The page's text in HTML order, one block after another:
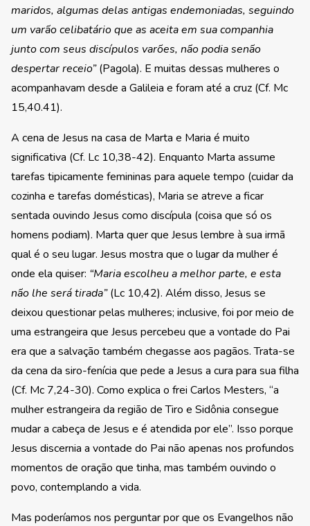
maridos, algumas delas antigas endemoniadas, seguindo
um varão celibatário que as aceita em sua companhia
junto com seus discípulos varões, não podia senão
despertar receio”(Pagola). E muitas dessas mulheres o
acompanhavam desde a Galileia e foram até a cruz (Cf. Mc
15,40.41).
A cena de Jesus na casa de Marta e Maria é muito
significativa (Cf. Lc 10,38-42). Enquanto Marta assume
tarefas tipicamente femininas para aquele tempo (cuidar da
cozinha e tarefas domésticas), Maria se atreve a ficar
sentada ouvindo Jesus como discípula (coisa que só os
homens podiam). Marta quer que Jesus lembre à sua irmã
qual é o seu lugar. Jesus mostra que o lugar da mulher é
onde ela quiser: “Maria escolheu a melhor parte, e esta
não lhe será tirada”(Lc 10,42). Além disso, Jesus se
deixou questionar pelas mulheres; inclusive, foi por meio de
uma estrangeira que Jesus percebeu que a vontade do Pai
era que a salvação também chegasse aos pagãos. Trata-se
da cena da siro-fenícia que pede a Jesus a cura para sua filha
(Cf. Mc 7,24-30). Como explica o frei Carlos Mesters, “a
mulher estrangeira da região de Tiro e Sidônia consegue
mudar a cabeça de Jesus e é atendida por ele”. Isso porque
Jesus discernia a vontade do Pai não apenas nos profundos
momentos de oração que tinha, mas também ouvindo o
povo, contemplando a vida.
Mas poderíamos nos perguntar por que os Evangelhos não